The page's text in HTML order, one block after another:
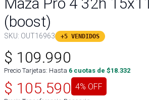
(boost)
SKU: OUT16963 +5 VENDIDOS
$ 109.990
Precio Tarjetas: Hasta 6 cuotas de $18.332
$ 105.590 4% OFF